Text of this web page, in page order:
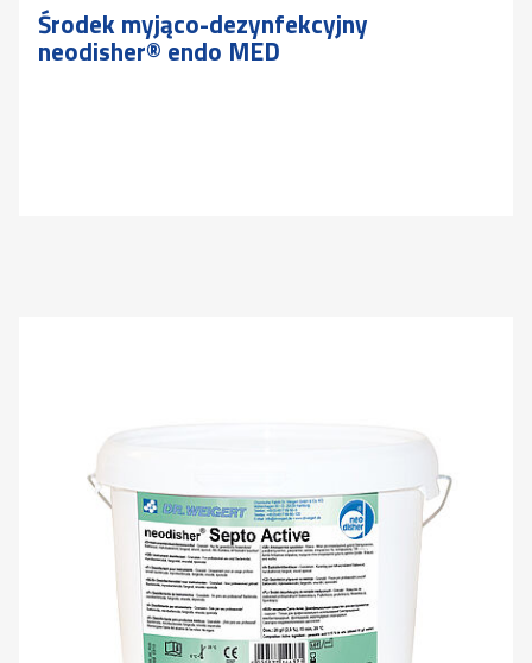
Środek myjąco-dezynfekcyjny
neodisher® endo MED